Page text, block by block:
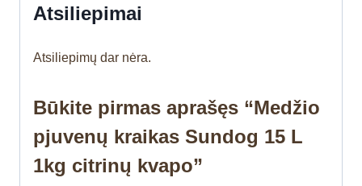
Atsiliepimai
Atsiliepimų dar nėra.
Būkite pirmas aprašęs “Medžio
pjuvenų kraikas Sundog 15 L
1kg citrinų kvapo”